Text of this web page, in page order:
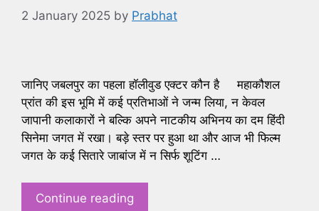
2 January 2025 by Prabhat
जानिए जबलपुर का पहला हॉलीवुड एक्टर कौन है महाकौशल
प्रांत की इस भूमि में कई प्रतिभाओं ने जन्म लिया, न केवल
जापानी कलाकारों ने बल्कि अपने नाटकीय अभिनय का दम हिंदी
सिनेमा जगत में रखा। बड़े स्तर पर हुआ था और आज भी फिल्म
जगत के कई सितारे जाबांज में न सिर्फ शूटिंग …
Continue reading